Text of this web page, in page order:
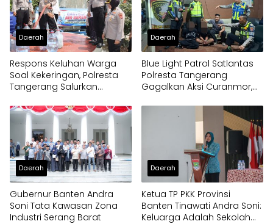
Daerah
Respons Keluhan Warga
Soal Kekeringan, Polresta
Tangerang Salurkan
Panongan
Daerah
Blue Light Patrol Satlantas
Polresta Tangerang
Gagalkan Aksi Curanmor,
Daerah
Gubernur Banten Andra
Soni Tata Kawasan Zona
Industri Serang Barat
Daerah
Ketua TP PKK Provinsi
Banten Tinawati Andra Soni:
Keluarga Adalah Sekolah